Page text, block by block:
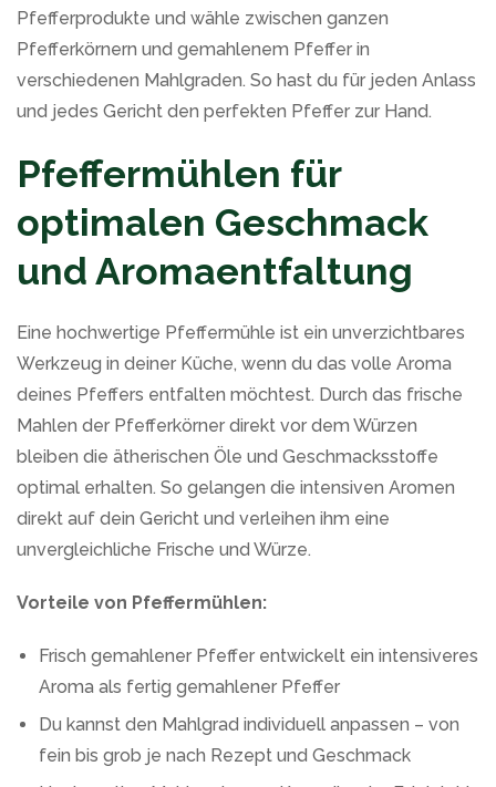
Pfefferprodukte und wähle zwischen ganzen
Pfefferkörnern und gemahlenem Pfeffer in
verschiedenen Mahlgraden. So hast du für jeden Anlass
und jedes Gericht den perfekten Pfeffer zur Hand.
Pfeffermühlen für
optimalen Geschmack
und Aromaentfaltung
Eine hochwertige Pfeffermühle ist ein unverzichtbares
Werkzeug in deiner Küche, wenn du das volle Aroma
deines Pfeffers entfalten möchtest. Durch das frische
Mahlen der Pfefferkörner direkt vor dem Würzen
bleiben die ätherischen Öle und Geschmacksstoffe
optimal erhalten. So gelangen die intensiven Aromen
direkt auf dein Gericht und verleihen ihm eine
unvergleichliche Frische und Würze.
Vorteile von Pfeffermühlen:
Frisch gemahlener Pfeffer entwickelt ein intensiveres
Aroma als fertig gemahlener Pfeffer
Du kannst den Mahlgrad individuell anpassen – von
fein bis grob je nach Rezept und Geschmack